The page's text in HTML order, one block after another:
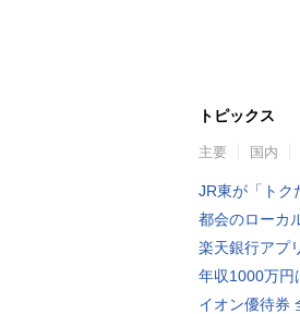
トピックス
主要 国内
JR東が「トク
都会のローカ
楽天銀行アプ
年収1000万円
イオン優待券